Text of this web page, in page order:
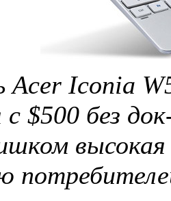
Iconia
с $500 без